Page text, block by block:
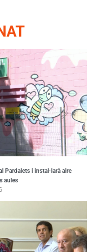
Pardalets i instal·larà aire
aules